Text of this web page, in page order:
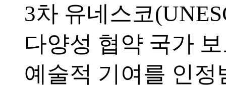
3차 유네스코
다양성 협약 국가
예술적 기여를 인정